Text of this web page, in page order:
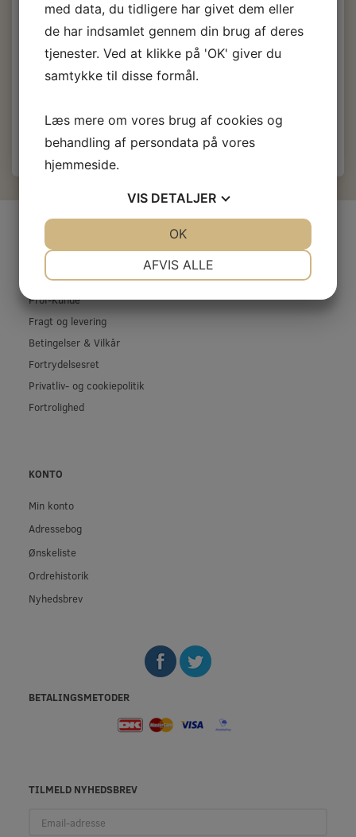
Du sparer:15,50 DKK
Epoxy:
Pumpesæt 5:1 - hærder 205, 206
Epoxy:
Pumpesæt 3:1 - hærder 207, 209
INFORMATIONER
Firma profil
Kontakt os
Prof-Kunde
Fragt og levering
Betingelser & Vilkår
Fortrydelsesret
Privatliv- og cookiepolitik
Fortrolighed
KONTO
Min konto
Adressebog
Ønskeliste
Ordrehistorik
Nyhedsbrev
BETALINGSMETODER
TILMELD NYHEDSBREV
adresse
med data, du tidligere har givet dem eller
de har indsamlet gennem din brug af deres
tjenester. Ved at klikke på 'OK' giver du
samtykke til disse formål.
Læs mere om vores brug af cookies og
behandling af persondata på vores
hjemmeside.
VIS DETALJER
AFVIS ALLE
OK